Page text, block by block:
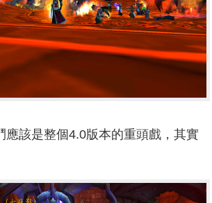
該是整個4.0版本的重頭戲，其實